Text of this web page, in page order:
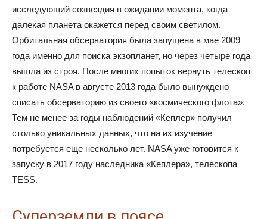
исследующий созвездия в ожидании момента, когда
далекая планета окажется перед своим светилом.
Орбитальная обсерватория была запущена в мае 2009
года именно для поиска экзопланет, но через четыре года
вышла из строя. После многих попыток вернуть телескоп
к работе NASA в августе 2013 года было вынуждено
списать обсерваторию из своего «космического флота».
Тем не менее за годы наблюдений «Кеплер» получил
столько уникальных данных, что на их изучение
потребуется еще несколько лет. NASA уже готовится к
запуску в 2017 году наследника «Кеплера», телескопа
TESS.